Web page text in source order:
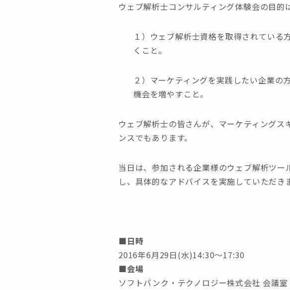
ウェブ解析士コンサルティング体験会の目的
１）ウェブ解析士資格を取得されている
くこと。
２）マーケティングを実践したい企業の
機会を増やすこと。
ウェブ解析士の皆さんが、マーケティング
ンスでもあります。
当日は、参加される企業様のウェブ解析ツ
し、具体的なアドバイスを実施していただき
■日時
2016年6月29日(水)14:30～17:30
■会場
ソフトバンク・テクノロジー株式会社 会議室